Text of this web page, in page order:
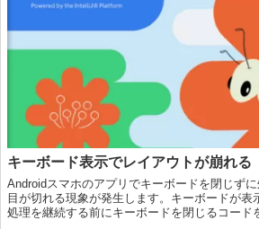
キーボード表示でレイアウトが崩れる
Androidスマホのアプリでキーボードを閉じず
目が切れる現象が発生します。キーボードが表
処理を継続する前にキーボードを閉じるコード